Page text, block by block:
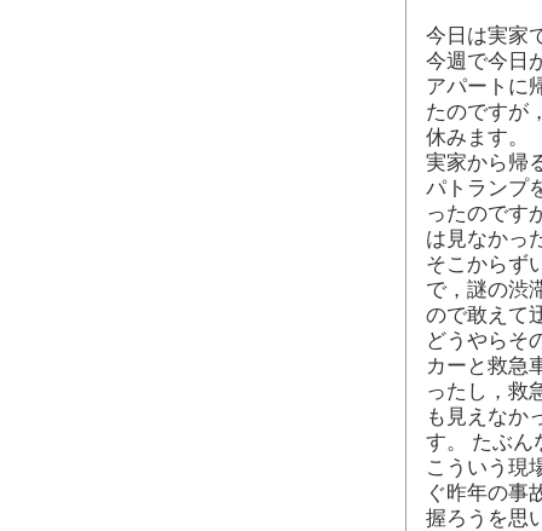
今日は実家
今週で今日
アパートに
たのですが
休みます。
実家から帰
パトランプ
ったのです
は見なかっ
そこからず
で，謎の渋
ので敢えて
どうやらそ
カーと救急
ったし，救
も見えなか
す。 たぶん
こういう現
ぐ昨年の事
握ろうを思